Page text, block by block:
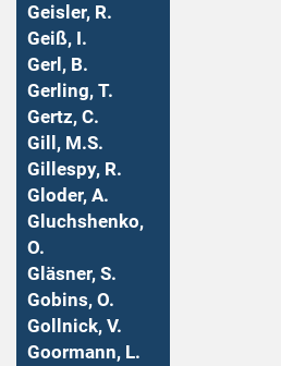
Geisler, R.
Geiß, I.
Gerl, B.
Gerling, T.
Gertz, C.
Gill, M.S.
Gillespy, R.
Gloder, A.
Gluchshenko,
O.
Gläsner, S.
Gobins, O.
Gollnick, V.
Goormann, L.